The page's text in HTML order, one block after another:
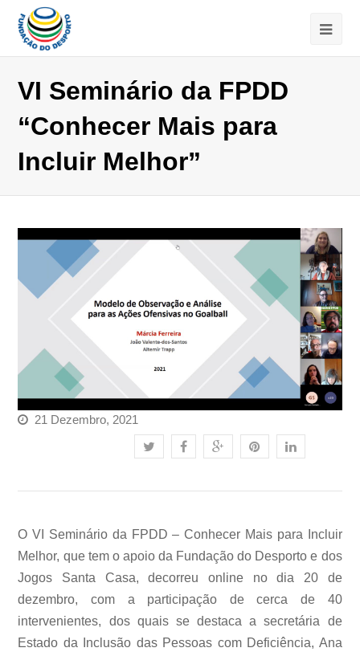
VI Seminário da FPDD
“Conhecer Mais para
Incluir Melhor”
21 Dezembro, 2021
O VI Seminário da FPDD – Conhecer Mais para Incluir
Melhor, que tem o apoio da Fundação do Desporto e dos
Jogos Santa Casa, decorreu online no dia 20 de
dezembro, com a participação de cerca de 40
intervenientes, dos quais se destaca a secretária de
Estado da Inclusão das Pessoas com Deficiência, Ana